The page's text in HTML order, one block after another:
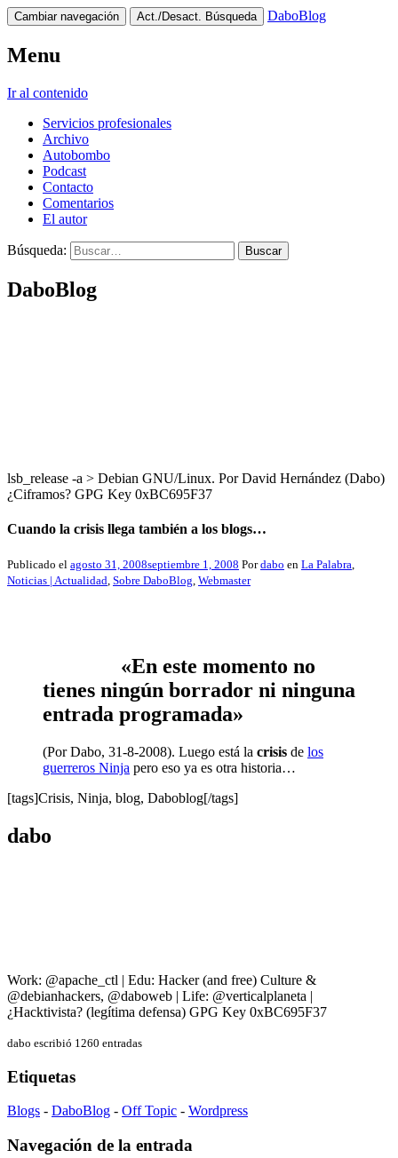
Cambiar navegación Act./Desact. Búsqueda DaboBlog
Menu
Ir al contenido
Servicios profesionales
Archivo
Autobombo
Podcast
Contacto
Comentarios
El autor
Búsqueda:
DaboBlog
lsb_release -a > Debian GNU/Linux. Por David Hernández (Dabo)
¿Ciframos? GPG Key 0xBC695F37
Cuando la crisis llega también a los blogs…
Publicado el agosto 31, 2008septiembre 1, 2008 Pordabo en La Palabra,
Noticias | Actualidad, Sobre DaboBlog, Webmaster
«En este momento no
tienes ningún borrador ni ninguna
entrada programada»
(Por Dabo, 31-8-2008). Luego está la crisis de los
guerreros Ninja pero eso ya es otra historia…
[tags]Crisis, Ninja, blog, Daboblog[/tags]
dabo
Work: @apache_ctl | Edu: Hacker (and free) Culture &
@debianhackers, @daboweb | Life: @verticalplaneta |
¿Hacktivista? (legítima defensa) GPG Key 0xBC695F37
dabo escribió 1260 entradas
Etiquetas
Blogs - DaboBlog - Off Topic - Wordpress
Navegación de la entrada